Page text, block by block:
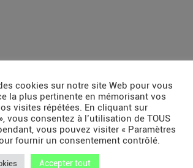
cookies sur notre site Web pour vous
la plus pertinente en mémorisant vos
visites répétées. En cliquant sur
vous consentez à l’utilisation de TOUS
vous pouvez visiter « Paramètres
fournir un consentement contrôlé.
Accepter tout